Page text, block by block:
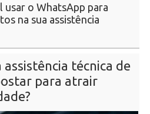
usar o WhatsApp para
na sua assistência
técnica de
para atrair